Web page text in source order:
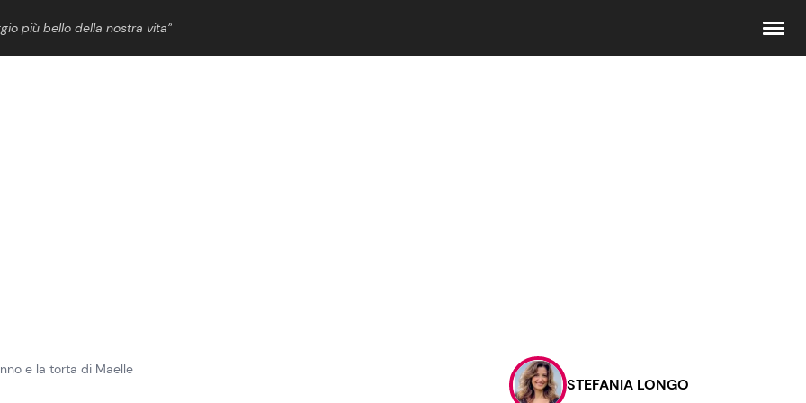
più bello della nostra vita”
Contattaci
Pubblicità
e la torta di Maelle
STEFANIA LONGO